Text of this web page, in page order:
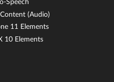
Speech
(Audio)
11 Elements
10 Elements